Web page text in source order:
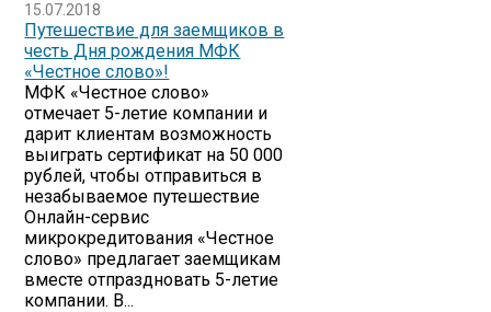
15.07.2018
Путешествие для заемщиков в
честь Дня рождения МФК
«Честное слово»!
МФК «Честное слово»
отмечает 5-летие компании и
дарит клиентам возможность
выиграть сертификат на 50 000
рублей, чтобы отправиться в
незабываемое путешествие
Онлайн-сервис
микрокредитования «Честное
слово» предлагает заемщикам
вместе отпраздновать 5-летие
компании. В...